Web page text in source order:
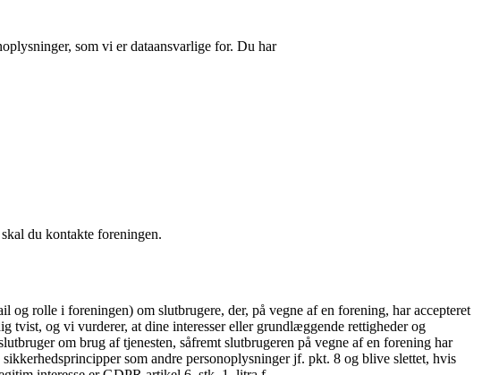
som vi er dataansvarlige for. Du har
du kontakte foreningen.
rolle i foreningen) om slutbrugere, der, på vegne af en forening, har accepteret
tvist, og vi vurderer, at dine interesser eller grundlæggende rettigheder og
om brug af tjenesten, såfremt slutbrugeren på vegne af en forening har
som andre personoplysninger jf. pkt. 8 og blive slettet, hvis